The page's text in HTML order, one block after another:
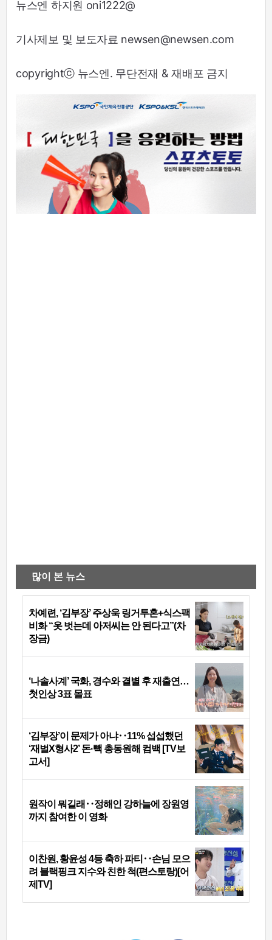
뉴스엔 하지원 oni1222@
기사제보 및 보도자료 newsen@newsen.com
copyrightⓒ 뉴스엔. 무단전재 & 재배포 금지
많이 본 뉴스
차예련, ‘김부장’ 주상욱 링거투혼+식스팩
비화 “옷 벗는데 아저씨는 안 된다고”(차
장금)
‘나솔사계’ 국화, 경수와 결별 후 재출연…
첫인상 3표 몰표
‘김부장’이 문제가 아냐‥11% 섭섭했던
‘재벌X형사2’ 돈·빽 총동원해 컴백 [TV보
고서]
원작이 뭐길래‥정해인 강하늘에 장원영
까지 참여한 이 영화
이찬원, 황윤성 4등 축하 파티‥손님 모으
려 블랙핑크 지수와 친한 척(편스토랑)[어
제TV]